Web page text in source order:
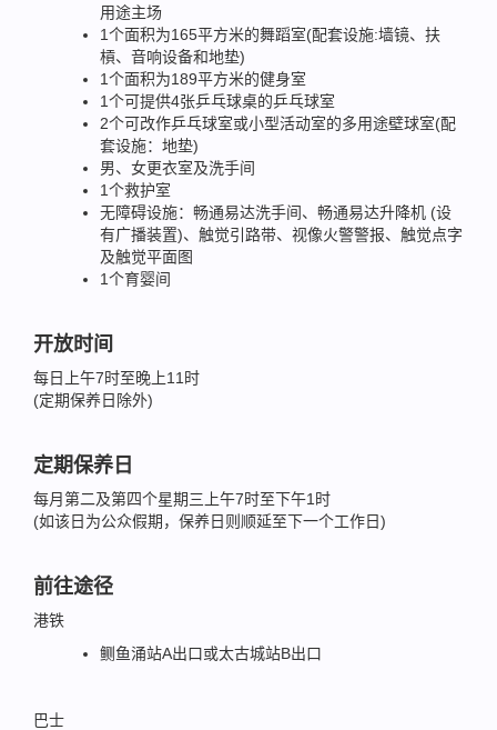
用途主场
1个面积为165平方米的舞蹈室(配套设施:墙镜、扶
槓、音响设备和地垫)
1个面积为189平方米的健身室
1个可提供4张乒乓球桌的乒乓球室
2个可改作乒乓球室或小型活动室的多用途壁球室(配
套设施：地垫)
男、女更衣室及洗手间
1个救护室
无障碍设施：畅通易达洗手间、畅通易达升降机 (设
有广播装置)、触觉引路带、视像火警警报、触觉点字
及触觉平面图
1个育婴间
开放时间
每日上午7时至晚上11时
(定期保养日除外)
定期保养日
每月第二及第四个星期三上午7时至下午1时
(如该日为公众假期，保养日则顺延至下一个工作日)
前往途径
港铁
鲗鱼涌站A出口或太古城站B出口
巴士